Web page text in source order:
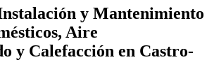
y Mantenimiento
Aire
y Calefacción en Castro-